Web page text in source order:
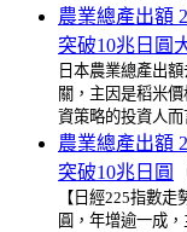
農業總產出額
突破10兆日圓
日本農業總產出
關，主因是稻米
資策略的投資人
農業總產出額
突破10兆日圓
【日經225指數
圓，年增逾一成